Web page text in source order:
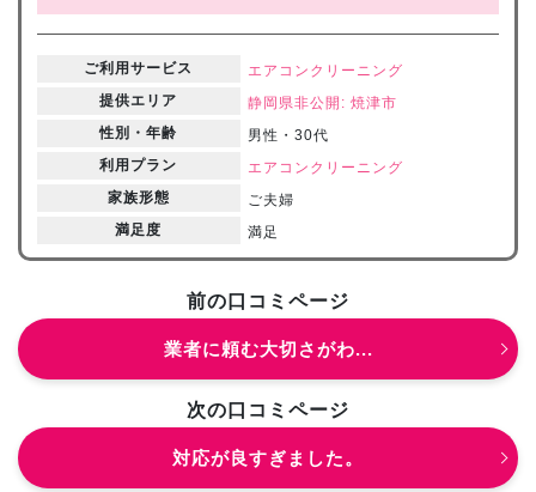
ご利用サービス
エアコンクリーニング
提供エリア
静岡県非公開: 焼津市
性別・年齢
男性・30代
利用プラン
エアコンクリーニング
家族形態
ご夫婦
満足度
満足
前の口コミページ
業者に頼む大切さがわ...
次の口コミページ
対応が良すぎました。